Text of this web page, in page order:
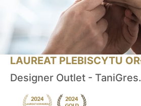
LAUREAT PLEBISCYTU
Designer Outlet -